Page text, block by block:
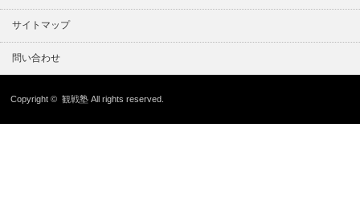
サイトマップ
問い合わせ
Copyright ©観戦塾 All rights reserved.